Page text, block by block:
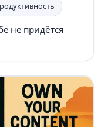
не придётся